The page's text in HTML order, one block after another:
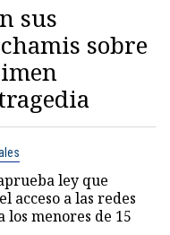
sus
sobre
ley que
acceso a las redes
los menores de 15